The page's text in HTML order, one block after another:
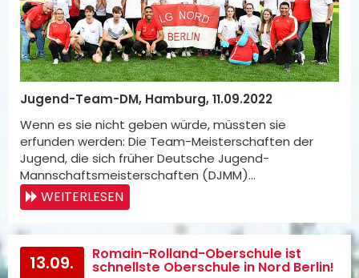
Jugend-Team-DM, Hamburg, 11.09.2022
Wenn es sie nicht geben würde, müssten sie
erfunden werden: Die Team-Meisterschaften der
Jugend, die sich früher Deutsche Jugend-
Mannschaftsmeisterschaften (DJMM)…
WEITERLESEN
13.09. Romain-Rolland-Oberschule ist
schnellste Oberschule in Nord Berlin!